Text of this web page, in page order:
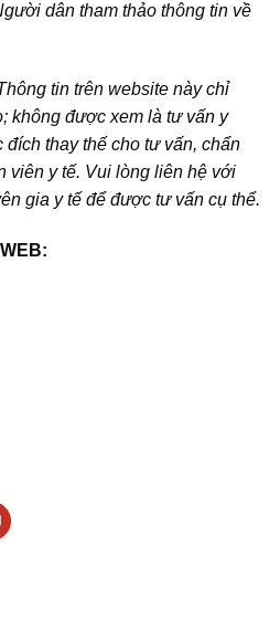
dân tham thảo thông tin về
tin trên website này chỉ
không được xem là tư vấn y
đích thay thế cho tư vấn, chẩn
viên y tế. Vui lòng liên hệ với
gia y tế để được tư vấn cụ thể.